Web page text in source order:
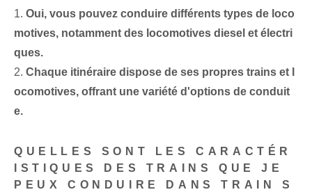
1. Oui, vous pouvez conduire différents types de loco
motives, notamment des locomotives diesel et électri
ques.
2. Chaque itinéraire dispose de ses propres trains et l
ocomotives, offrant une variété d'options de conduit
e.
QUELLES SONT LES CARACTÉR
ISTIQUES DES TRAINS QUE JE
PEUX CONDUIRE DANS TRAIN S